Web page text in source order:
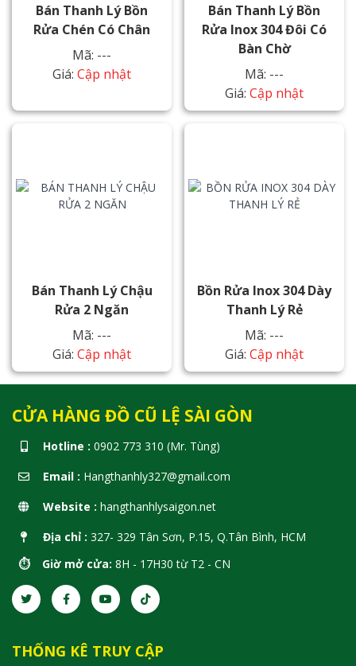
Bán Thanh Lý Bồn
Rửa Chén Có Chân
Mã: ---
Giá: Cập nhật
Bán Thanh Lý Bồn
Rửa Inox 304 Đôi Có
Bàn Chờ
Mã: ---
Giá: Cập nhật
Bán Thanh Lý Chậu
Rửa 2 Ngăn
Mã: ---
Giá: Cập nhật
Bồn Rửa Inox 304 Dày
Thanh Lý Rẻ
Mã: ---
Giá: Cập nhật
CỬA HÀNG ĐỒ CŨ LỆ SÀI GÒN
Hotline : 0902 773 310 (Mr. Tùng)
Email : Hangthanhly327@gmail.com
Website : hangthanhlysaigon.net
Địa chỉ : 327- 329 Tân Sơn, P.15, Q.Tân Bình, HCM
⏱️ Giờ mở cửa: 8H - 17H30 từ T2 - CN
THỐNG KÊ TRUY CẬP